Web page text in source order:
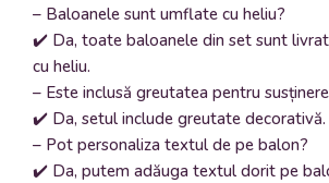
– Baloanele sunt umflate cu heliu?
✔️ Da, toate baloanele din set sunt
cu heliu.
– Este inclusă greutatea pentru
✔️ Da, setul include greutate decorativă.
– Pot personaliza textul de pe balon?
✔️ Da, putem adăuga textul dorit pe